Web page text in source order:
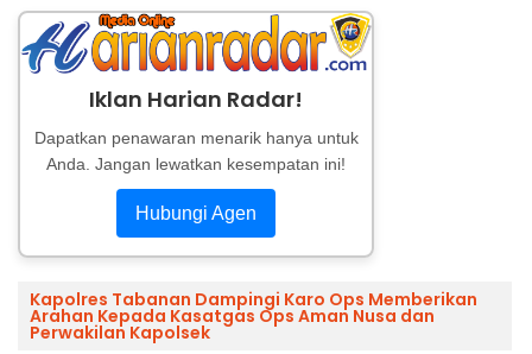
Iklan Harian Radar!
Dapatkan penawaran menarik hanya untuk
Anda. Jangan lewatkan kesempatan ini!
Hubungi Agen
Kapolres Tabanan Dampingi Karo Ops Memberikan
Arahan Kepada Kasatgas Ops Aman Nusa dan
Perwakilan Kapolsek